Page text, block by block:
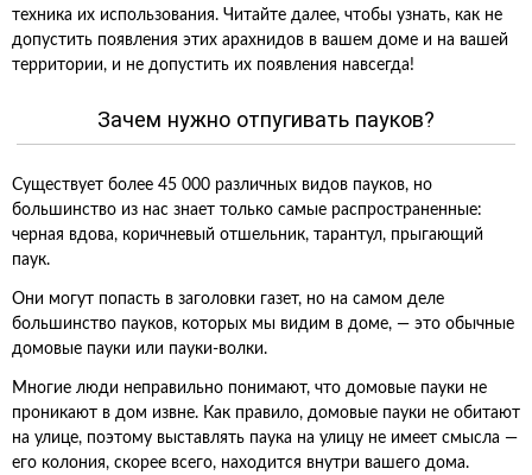
техника их использования. Читайте далее, чтобы узнать, как не
допустить появления этих арахнидов в вашем доме и на вашей
территории, и не допустить их появления навсегда!
Зачем нужно отпугивать пауков?
Существует более 45 000 различных видов пауков, но
большинство из нас знает только самые распространенные:
черная вдова, коричневый отшельник, тарантул, прыгающий
паук.
Они могут попасть в заголовки газет, но на самом деле
большинство пауков, которых мы видим в доме, — это обычные
домовые пауки или пауки-волки.
Многие люди неправильно понимают, что домовые пауки не
проникают в дом извне. Как правило, домовые пауки не обитают
на улице, поэтому выставлять паука на улицу не имеет смысла —
его колония, скорее всего, находится внутри вашего дома.